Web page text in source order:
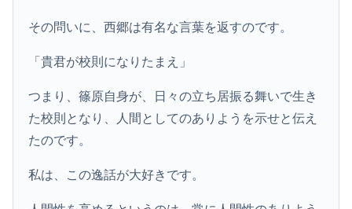
その問いに、西郷は有名な言葉を返すのです。
「貴君が校則になりたまえ」
つまり、篠原自身が、日々の立ち居振る舞いで生き
た校則となり、人間としてのありようを示せと伝え
たのです。
私は、この逸話が大好きです。